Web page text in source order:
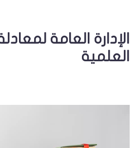
الإدارة العامة
العلمية